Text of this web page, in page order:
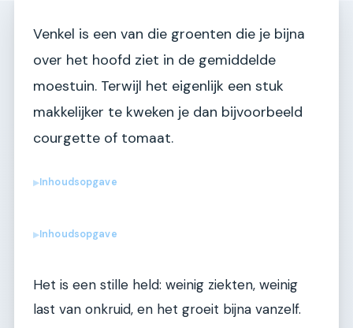
Venkel is een van die groenten die je bijna
over het hoofd ziet in de gemiddelde
moestuin. Terwijl het eigenlijk een stuk
makkelijker te kweken je dan bijvoorbeeld
courgette of tomaat.
▶Inhoudsopgave
▶Inhoudsopgave
Het is een stille held: weinig ziekten, weinig
last van onkruid, en het groeit bijna vanzelf.